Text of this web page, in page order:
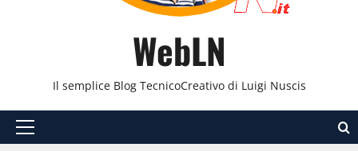
WebLN
Il semplice Blog TecnicoCreativo di Luigi Nuscis
Menu